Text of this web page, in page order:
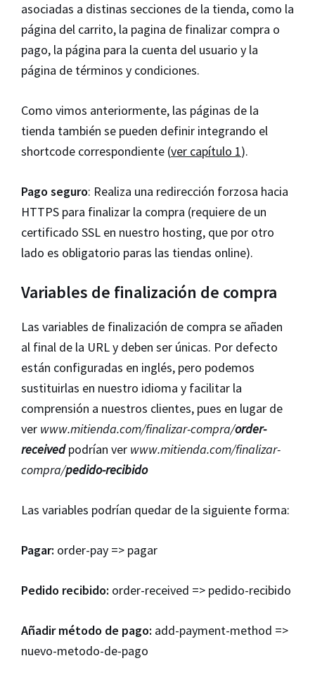
asociadas a distinas secciones de la tienda, como la
página del carrito, la pagina de finalizar compra o
pago, la página para la cuenta del usuario y la
página de términos y condiciones.
Como vimos anteriormente, las páginas de la
tienda también se pueden definir integrando el
shortcode correspondiente (ver capítulo 1).
Pago seguro: Realiza una redirección forzosa hacia
HTTPS para finalizar la compra (requiere de un
certificado SSL en nuestro hosting, que por otro
lado es obligatorio paras las tiendas online).
Variables de finalización de compra
Las variables de finalización de compra se añaden
al final de la URL y deben ser únicas. Por defecto
están configuradas en inglés, pero podemos
sustituirlas en nuestro idioma y facilitar la
comprensión a nuestros clientes, pues en lugar de
ver www.mitienda.com/finalizar-compra/order-
receivedpodrían ver www.mitienda.com/finalizar-
compra/pedido-recibido
Las variables podrían quedar de la siguiente forma:
Pagar: order-pay => pagar
Pedido recibido: order-received => pedido-recibido
Añadir método de pago: add-payment-method =>
nuevo-metodo-de-pago